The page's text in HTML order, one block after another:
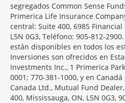
segregados Common Sense
Primerica Life Insurance
central: Suite 400, 6985
L5N 0G3, Teléfono: 905-812-
están disponibles en todos los
Inversiones son ofrecidos en
Investments Inc., 1 Primerica
0001; 770-381-1000, y en
Canada Ltd., Mutual Fund
400, Mississauga, ON, L5N 0G3,